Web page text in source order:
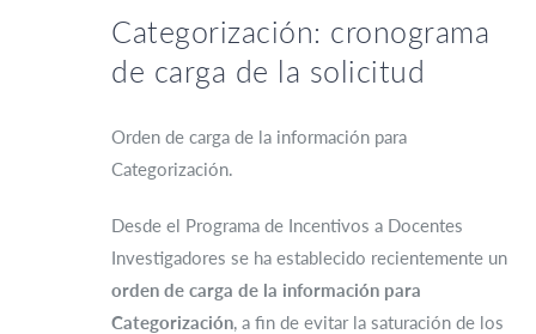
Categorización: cronograma
de carga de la solicitud
Orden de carga de la información para
Categorización.
Desde el Programa de Incentivos a Docentes
Investigadores se ha establecido recientemente un
orden de carga de la información para
Categorización, a fin de evitar la saturación de los